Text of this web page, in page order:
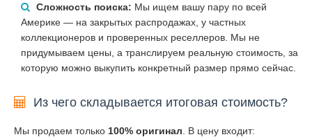
Сложность поиска: Мы ищем вашу пару по всей
Америке — на закрытых распродажах, у частных
коллекционеров и проверенных реселлеров. Мы не
придумываем цены, а транслируем реальную стоимость, за
которую можно выкупить конкретный размер прямо сейчас.
Из чего складывается итоговая стоимость?
Мы продаем только 100% оригинал . В цену входит: